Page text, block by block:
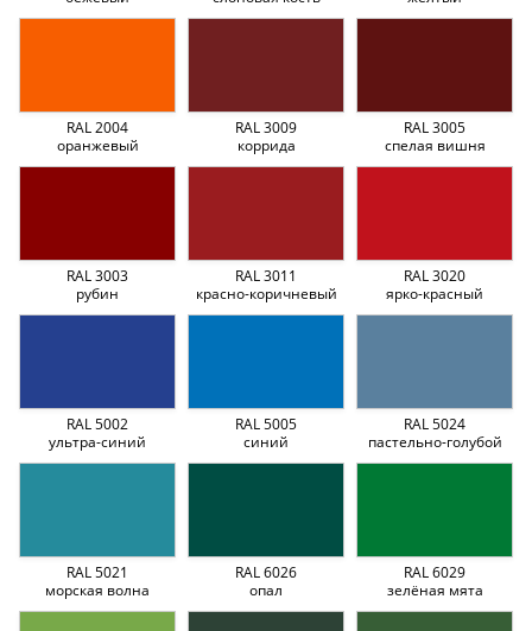
RAL 2004
оранжевый
RAL 3009
коррида
RAL 3005
спелая вишня
RAL 3003
рубин
RAL 3011
красно-коричневый
RAL 3020
ярко-красный
RAL 5002
ультра-синий
RAL 5005
синий
RAL 5024
пастельно-голубой
RAL 5021
морская волна
RAL 6026
опал
RAL 6029
зелёная мята